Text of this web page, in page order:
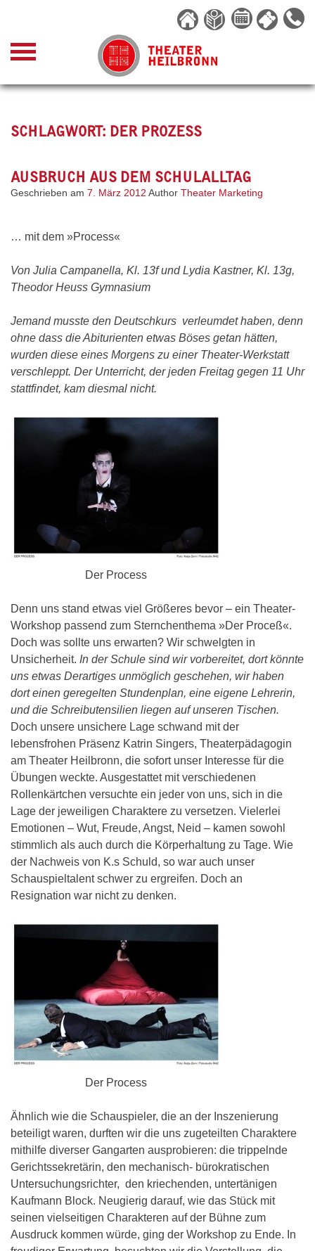
content
SCHLAGWORT: DER PROZESS
AUSBRUCH AUS DEM SCHULALLTAG
Geschrieben am 7. März 2012 Author Theater Marketing
… mit dem »Process«
Von Julia Campanella, Kl. 13f und Lydia Kastner, Kl. 13g,
Theodor Heuss Gymnasium
Jemand musste den Deutschkurs verleumdet haben, denn
ohne dass die Abiturienten etwas Böses getan hätten,
wurden diese eines Morgens zu einer Theater-Werkstatt
verschleppt. Der Unterricht, der jeden Freitag gegen 11 Uhr
stattfindet, kam diesmal nicht.
Der Process
Denn uns stand etwas viel Größeres bevor – ein Theater-
Workshop passend zum Sternchenthema »Der Proceß«.
Doch was sollte uns erwarten? Wir schwelgten in
Unsicherheit. In der Schule sind wir vorbereitet, dort könnte
uns etwas Derartiges unmöglich geschehen, wir haben
dort einen geregelten Stundenplan, eine eigene Lehrerin,
und die Schreibutensilien liegen auf unseren Tischen.
Doch unsere unsichere Lage schwand mit der
lebensfrohen Präsenz Katrin Singers, Theaterpädagogin
am Theater Heilbronn, die sofort unser Interesse für die
Übungen weckte. Ausgestattet mit verschiedenen
Rollenkärtchen versuchte ein jeder von uns, sich in die
Lage der jeweiligen Charaktere zu versetzen. Vielerlei
Emotionen – Wut, Freude, Angst, Neid – kamen sowohl
stimmlich als auch durch die Körperhaltung zu Tage. Wie
der Nachweis von K.s Schuld, so war auch unser
Schauspieltalent schwer zu ergreifen. Doch an
Resignation war nicht zu denken.
Der Process
Ähnlich wie die Schauspieler, die an der Inszenierung
beteiligt waren, durften wir die uns zugeteilten Charaktere
mithilfe diverser Gangarten ausprobieren: die trippelnde
Gerichtssekretärin, den mechanisch- bürokratischen
Untersuchungsrichter, den kriechenden, untertänigen
Kaufmann Block. Neugierig darauf, wie das Stück mit
seinen vielseitigen Charakteren auf der Bühne zum
Ausdruck kommen würde, ging der Workshop zu Ende. In